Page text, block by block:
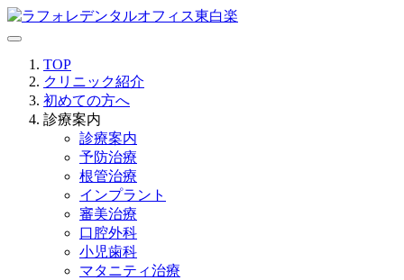
TOP
クリニック紹介
初めての方へ
診療案内
診療案内
予防治療
根管治療
インプラント
審美治療
口腔外科
小児歯科
マタニティ治療